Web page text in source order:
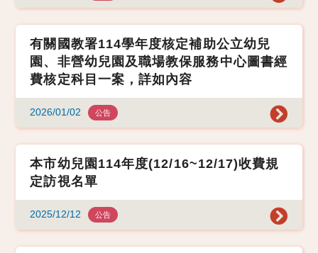
有關國教署114學年度核定補助公立幼兒
園、非營幼兒園及職場教保服務中心圖書經
費核定科目一案，詳如內容
2026/01/02 公告
本市幼兒園114年度(12/16~12/17)收費規
定訪視名單
2025/12/12 公告